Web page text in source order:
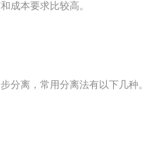
成本要求比较高。
分离，常用分离法有以下几种。